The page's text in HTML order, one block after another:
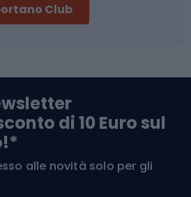
escursionismo
Club
di 10 Euro sul
alle novità solo per gli